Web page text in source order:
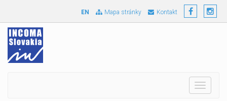
EN Mapa stránky Kontakt
Toggle